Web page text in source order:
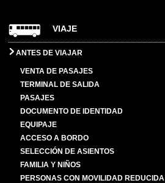
VIAJE
ANTES DE VIAJAR
VENTA DE PASAJES
TERMINAL DE SALIDA
PASAJES
DOCUMENTO DE IDENTIDAD
EQUIPAJE
ACCESO A BORDO
SELECCIÓN DE ASIENTOS
FAMILIA Y NIÑOS
PERSONAS CON MOVILIDAD REDUCIDA